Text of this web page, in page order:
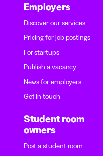
Employers
Discover our services
Pricing for job postings
For startups
Publish a vacancy
News for employers
Get in touch
Student room
owners
Post a student room